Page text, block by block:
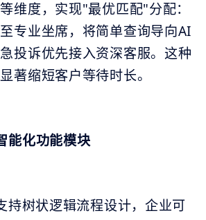
维度，实现"最优匹配"分配：
专业坐席，将简单查询导向AI
投诉优先接入资深客服。这种
著缩短客户等待时长。
能化功能模块
持树状逻辑流程设计，企业可